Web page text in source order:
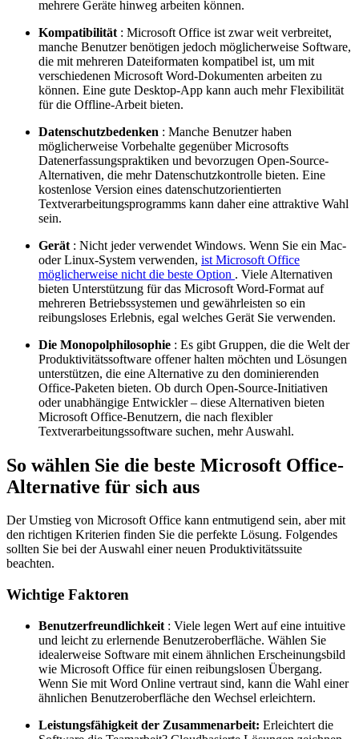
mehrere Geräte hinweg arbeiten können.
Kompatibilität : Microsoft Office ist zwar weit verbreitet,
manche Benutzer benötigen jedoch möglicherweise Software,
die mit mehreren Dateiformaten kompatibel ist, um mit
verschiedenen Microsoft Word-Dokumenten arbeiten zu
können. Eine gute Desktop-App kann auch mehr Flexibilität
für die Offline-Arbeit bieten.
Datenschutzbedenken : Manche Benutzer haben
möglicherweise Vorbehalte gegenüber Microsofts
Datenerfassungspraktiken und bevorzugen Open-Source-
Alternativen, die mehr Datenschutzkontrolle bieten. Eine
kostenlose Version eines datenschutzorientierten
Textverarbeitungsprogramms kann daher eine attraktive Wahl
sein.
Gerät : Nicht jeder verwendet Windows. Wenn Sie ein Mac-
oder Linux-System verwenden, ist Microsoft Office
möglicherweise nicht die beste Option . Viele Alternativen
bieten Unterstützung für das Microsoft Word-Format auf
mehreren Betriebssystemen und gewährleisten so ein
reibungsloses Erlebnis, egal welches Gerät Sie verwenden.
Die Monopolphilosophie : Es gibt Gruppen, die die Welt der
Produktivitätssoftware offener halten möchten und Lösungen
unterstützen, die eine Alternative zu den dominierenden
Office-Paketen bieten. Ob durch Open-Source-Initiativen
oder unabhängige Entwickler – diese Alternativen bieten
Microsoft Office-Benutzern, die nach flexibler
Textverarbeitungssoftware suchen, mehr Auswahl.
So wählen Sie die beste Microsoft Office-
Alternative für sich aus
Der Umstieg von Microsoft Office kann entmutigend sein, aber mit
den richtigen Kriterien finden Sie die perfekte Lösung. Folgendes
sollten Sie bei der Auswahl einer neuen Produktivitätssuite
beachten.
Wichtige Faktoren
Benutzerfreundlichkeit : Viele legen Wert auf eine intuitive
und leicht zu erlernende Benutzeroberfläche. Wählen Sie
idealerweise Software mit einem ähnlichen Erscheinungsbild
wie Microsoft Office für einen reibungslosen Übergang.
Wenn Sie mit Word Online vertraut sind, kann die Wahl einer
ähnlichen Benutzeroberfläche den Wechsel erleichtern.
Leistungsfähigkeit der Zusammenarbeit: Erleichtert die